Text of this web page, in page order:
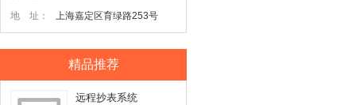
地 址：
上海嘉定区育绿路253号
精品推荐
远程抄表系统